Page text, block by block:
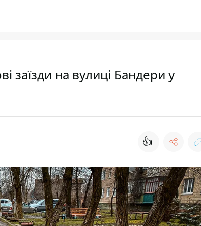
заїзди на вулиці Бандери у
👍